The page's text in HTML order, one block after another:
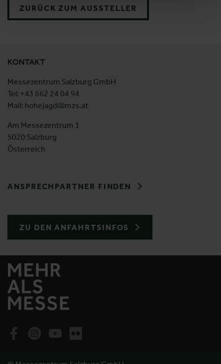
ZURÜCK ZUM AUSSTELLER
KONTAKT
Messezentrum Salzburg GmbH
Tel: +43 662 24 04 94
Mail: hohejagd@mzs.at
Am Messezentrum 1
5020 Salzburg
Österreich
ANSPRECHPARTNER FINDEN
ZU DEN ANFAHRTSINFOS